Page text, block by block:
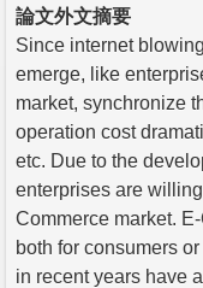
論文外文摘要
Since internet
emerge, like
market, synchronize
operation cost
etc. Due to the
enterprises are
Commerce market.
both for consumers
in recent years have